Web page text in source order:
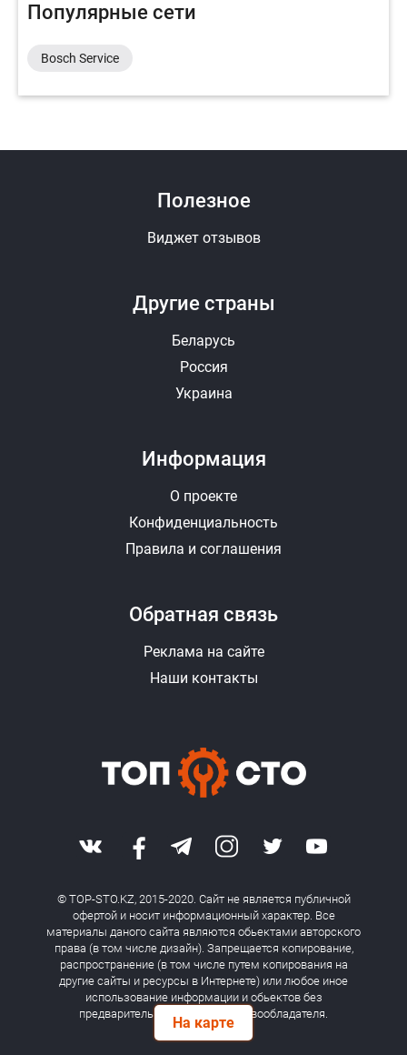
Популярные сети
Bosch Service
На карте
Другие страны
Беларусь
Россия
Украина
Полезное
Виджет отзывов
Информация
О проекте
Конфиденциальность
Правила и соглашения
Обратная связь
Реклама на сайте
Наши контакты
© TOP-STO.KZ, 2015-2020. Сайт не является публичной
офертой и носит информационный характер. Все
материалы даного сайта являются обьектами авторского
права (в том числе дизайн). Запрещается копирование,
распространение (в том числе путем копирования на
другие сайты и ресурсы в Интернете) или любое иное
использование информации и обьектов без
предварительного согласия правообладателя.